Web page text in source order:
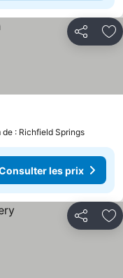
Partager
de : Richfield Springs
les prix
Partager